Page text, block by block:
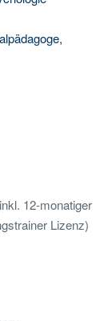
12-monatiger
Lizenz)